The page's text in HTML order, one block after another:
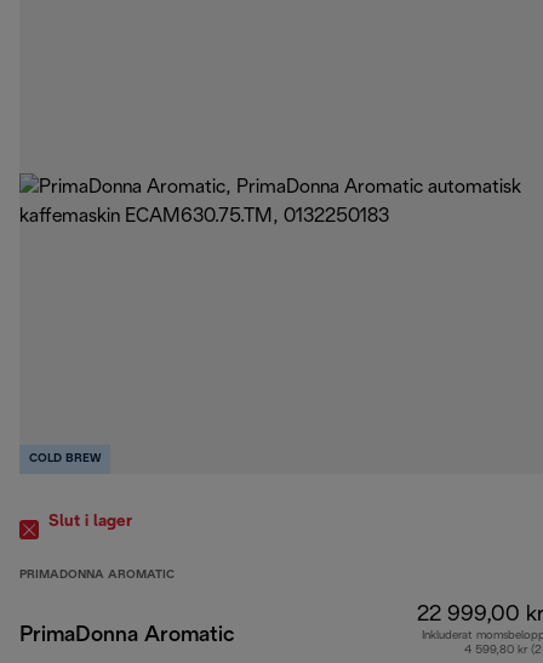
COLD BREW
Slut i lager
PRIMADONNA AROMATIC
PrimaDonna Aromatic
22 999,00 kr
Inkluderat
4 599,80 kr